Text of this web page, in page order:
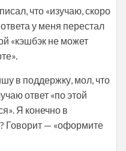
что «изучаю, скоро
у меня перестал
«кэшбэк не может
в поддержку, мол, что
ответ «по этой
Я конечно в
Говорит — «оформите